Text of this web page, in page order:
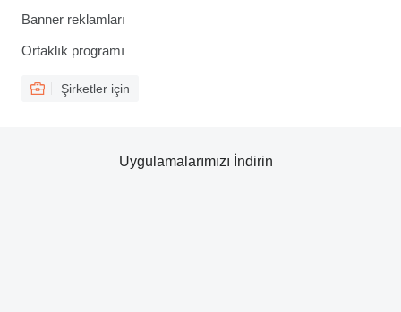
Banner reklamları
Ortaklık programı
Şirketler için
Uygulamalarımızı İndirin